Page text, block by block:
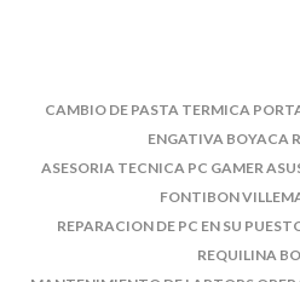
CAMBIO DE PASTA TERMICA
ENGATIVA BOYACA
ASESORIA TECNICA PC GAMER
FONTIBON
REPARACION DE PC EN SU
REQUILINA